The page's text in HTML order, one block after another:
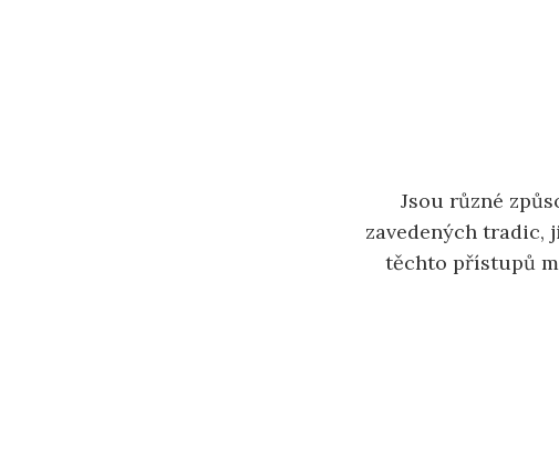
Jsou různé
zavedených tradic,
těchto přístupů